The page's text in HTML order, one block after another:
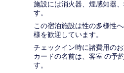
施設には消火器、煙感知器
す。
この宿泊施設は性の多様性
様を歓迎しています。
チェックイン時に諸費用の
カードの名前は、客室 の予
す。